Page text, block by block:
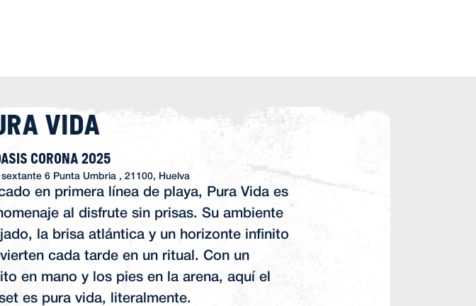
Vida
CORONA 2025
sextante 6 Punta Umbria , 21100, Huelva
en primera línea de playa, Pura Vida es
al disfrute sin prisas. Su ambiente
la brisa atlántica y un horizonte infinito
cada tarde en un ritual. Con un
en mano y los pies en la arena, aquí el
es pura vida, literalmente.